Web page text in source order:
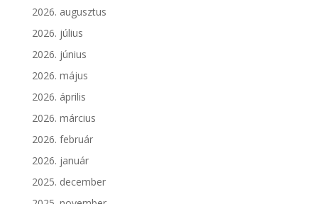
2026. augusztus
2026. július
2026. június
2026. május
2026. április
2026. március
2026. február
2026. január
2025. december